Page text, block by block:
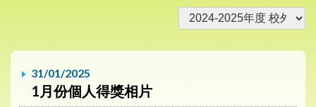
31/01/2025
1月份個人得獎相片